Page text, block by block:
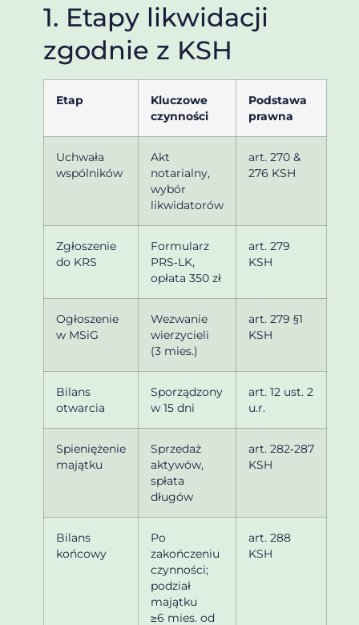
1. Etapy likwidacji
zgodnie z KSH
Etap
Kluczowe
czynności
Podstawa
prawna
Uchwała
wspólników
Akt
notarialny,
wybór
likwidatorów
art. 270 &
276 KSH
Zgłoszenie
do KRS
Formularz
PRS‑LK,
opłata 350 zł
art. 279
KSH
Ogłoszenie
w MSiG
Wezwanie
wierzycieli
(3 mies.)
art. 279 §1
KSH
Bilans
otwarcia
Sporządzony
w 15 dni
art. 12 ust. 2
u.r.
Spieniężenie
majątku
Sprzedaż
aktywów,
spłata
długów
art. 282‑287
KSH
Bilans
końcowy
Po
zakończeniu
czynności;
podział
majątku
≥6 mies. od
art. 288
KSH